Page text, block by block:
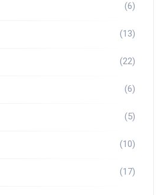
(6)
(13)
(22)
(6)
(5)
(10)
(17)